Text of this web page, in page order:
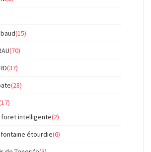
(15)
(70)
(37)
(28)
foret intelligente(2)
fontaine étourdie(6)